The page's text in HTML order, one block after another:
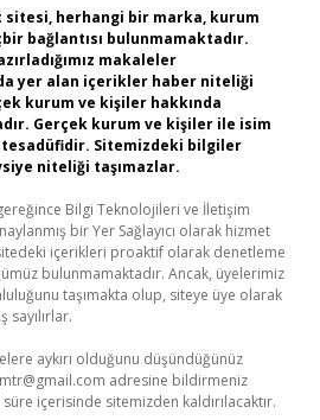
sitesi, herhangi bir marka, kurum
bağlantısı bulunmamaktadır.
makaleler
yer alan içerikler haber niteliği
kurum ve kişiler hakkında
Gerçek kurum ve kişiler ile isim
Sitemizdeki bilgiler
niteliği taşımazlar.
Bilgi Teknolojileri ve İletişim
bir Yer Sağlayıcı olarak hizmet
içerikleri proaktif olarak denetleme
bulunmamaktadır. Ancak, üyelerimiz
taşımakta olup, siteye üye olarak
aykırı olduğunu düşündüğünüz
adresine bildirmeniz
içerisinde sitemizden kaldırılacaktır.